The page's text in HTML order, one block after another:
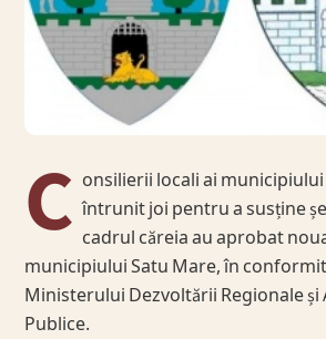
C onsilierii locali ai municipiului
întrunit joi pentru a susține
cadrul căreia au aprobat
municipiului Satu Mare, în
Ministerului Dezvoltării Regionale
Publice.